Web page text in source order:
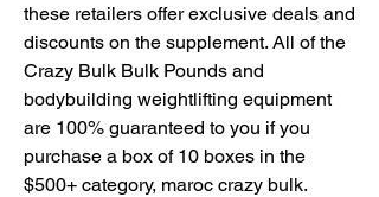
these retailers offer exclusive deals and
discounts on the supplement. All of the
Crazy Bulk Bulk Pounds and
bodybuilding weightlifting equipment
are 100% guaranteed to you if you
purchase a box of 10 boxes in the
$500+ category, maroc crazy bulk.